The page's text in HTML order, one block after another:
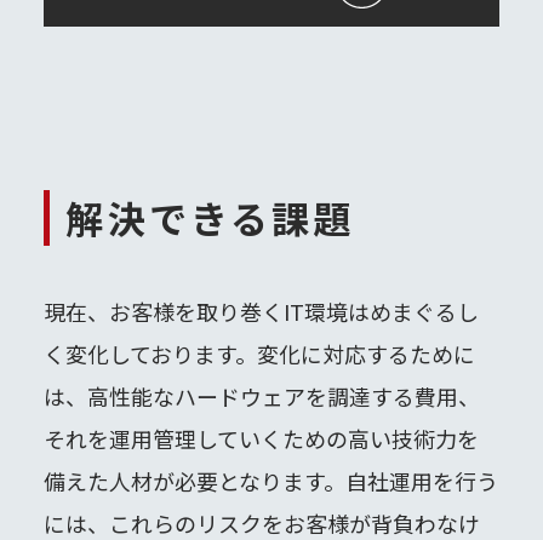
解決できる課題
現在、お客様を取り巻くIT環境はめまぐるし
く変化しております。変化に対応するために
は、高性能なハードウェアを調達する費用、
それを運用管理していくための高い技術力を
備えた人材が必要となります。自社運用を行う
には、これらのリスクをお客様が背負わなけ